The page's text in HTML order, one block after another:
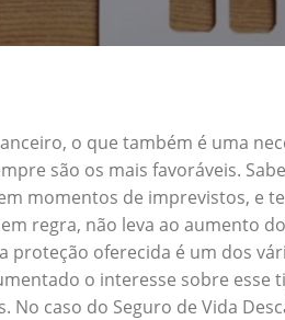
o que também é uma
são os mais favoráveis.
momentos de imprevistos, e
regra, não leva ao aumento
oferecida é um dos
o interesse sobre esse
caso do Seguro de Vida